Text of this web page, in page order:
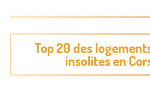
Top 20 des
insolites en